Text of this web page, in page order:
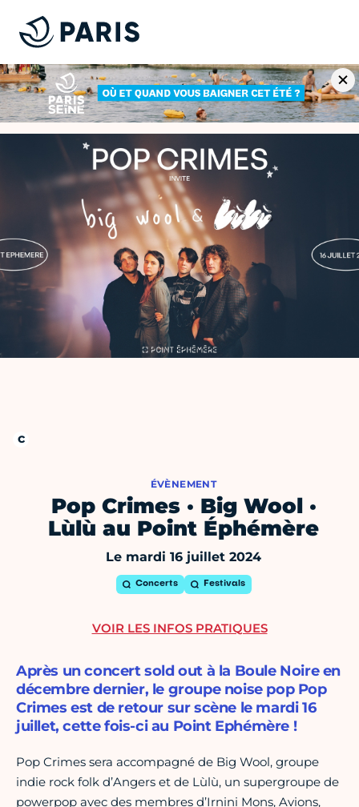
ÉVÈNEMENT
Pop Crimes · Big Wool ·
Lùlù au Point Éphémère
Le mardi 16 juillet 2024
Concerts Festivals
Après un concert sold out à la Boule Noire en
décembre dernier, le groupe noise pop Pop
Crimes est de retour sur scène le mardi 16
juillet, cette fois-ci au Point Ephémère !
Pop Crimes sera accompagné de Big Wool, groupe
indie rock folk d’Angers et de Lùlù, un supergroupe de
powerpop avec des membres d’Irnini Mons, Avions,
VOIR LES INFOS PRATIQUES